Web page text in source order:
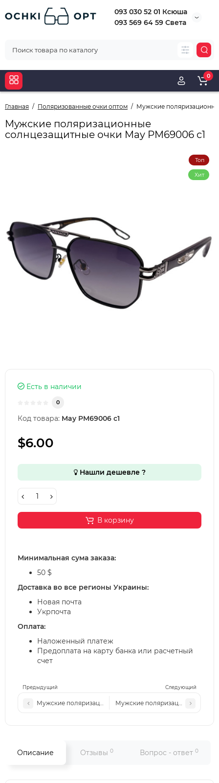
093 030 52 01 Ксюша
093 569 64 59 Света
0
Главная Поляризованные очки оптом Мужские
Мужские поляризационные
солнцезащитные очки May PM69006 c1
Топ
Хит
Предыдущий Следующий
Мужские поляризационные солнцезащитные очки May
Мужские поляризационные
Есть в наличии
0
Код товара: May PM69006 c1
$6.00
Нашли дешевле ?
В корзину
Минимальная сума заказа:
50 $
Доставка во все регионы Украины:
Новая почта
Укрпочта
Оплата:
Наложенный платеж
Предоплата на карту банка или расчетный
счет
Описание Отзывы 0 Вопрос - ответ 0